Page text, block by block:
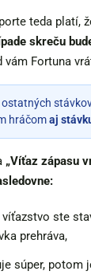
teda platí,
skreču
vám Fortuna
ostatných
hráčomaj
„Víťaz zápasu
ste
prehráva,
súper, potom